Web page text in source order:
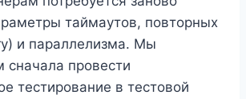
таймаутов, повторных
и параллелизма. Мы
сначала провести
тестирование в тестовой